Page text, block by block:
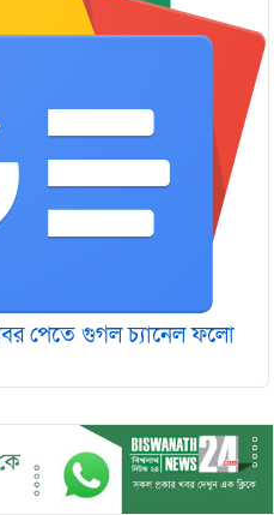
পেতে গুগল চ‌্যানেল ফলো